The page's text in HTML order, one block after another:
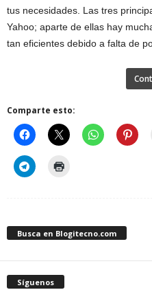
tus necesidades. Las tres
Yahoo; aparte de ellas hay
tan eficientes debido a falta de
Comparte esto:
Busca en Blogitecno.com
Síguenos